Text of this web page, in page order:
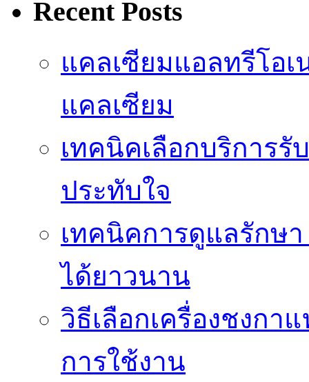
Recent Posts
แคลเซียมแอลทรีโอ
แคลเซียม
เทคนิคเลือกบริการรั
ประทับใจ
เทคนิคการดูแลรักษา
ได้ยาวนาน
วิธีเลือกเครื่องชงกา
การใช้งาน